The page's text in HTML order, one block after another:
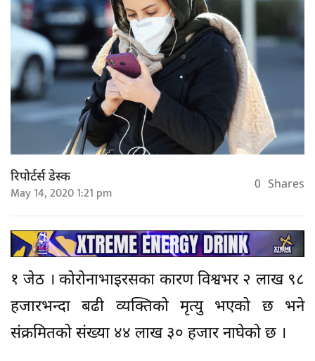
रिपोर्टर्स डेस्क
May 14, 2020 1:21 pm 0 Shares
१ जेठ । कोरोनाभाइरसका कारण विश्वभर २ लाख ९८
हजारभन्दा बढी व्यक्तिको मृत्यु भएको छ भने
संक्रमितको संख्या ४४ लाख ३० हजार नाघेको छ ।